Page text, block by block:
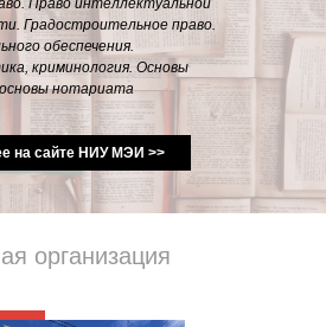
Право интеллектуальной
Градостроительное право.
обеспечения.
криминология. Основы
нотариата
на сайте НИУ МЭИ >>
организация